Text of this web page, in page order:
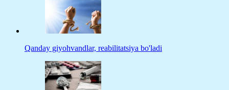
Qanday giyohvandlar, reabilitatsiya bo'ladi